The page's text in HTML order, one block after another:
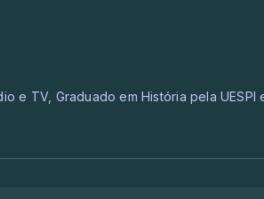
e TV, Graduado em História pela